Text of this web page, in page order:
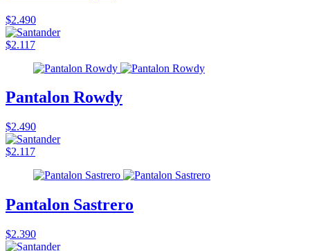
$2.490
$2.117
Pantalon Rowdy
$2.490
$2.117
Pantalon Sastrero
$2.390